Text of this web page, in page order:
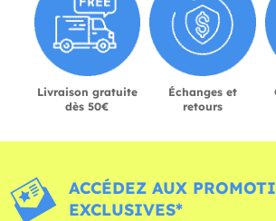
Livraison gratuite
dès 50€
Échanges et
retours
ACCÉDEZ AUX
EXCLUSIVES*